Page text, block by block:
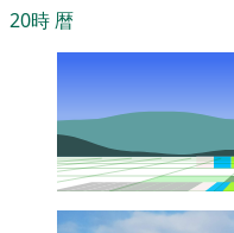
20時 暦